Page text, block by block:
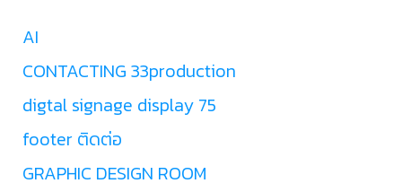
AI
CONTACTING 33production
digtal signage display 75
footer ติดต่อ
GRAPHIC DESIGN ROOM